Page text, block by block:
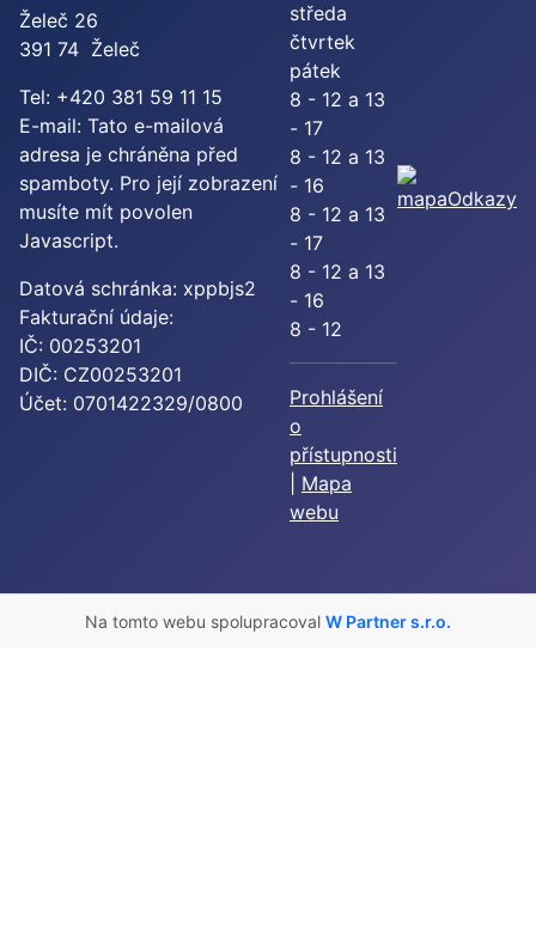
Želeč 26
391 74 Želeč
Tel: +420 381 59 11 15
E-mail: Tato e-mailová
adresa je chráněna před
spamboty. Pro její zobrazení
musíte mít povolen
Javascript.
Datová schránka: xppbjs2
Fakturační údaje:
IČ: 00253201
DIČ: CZ00253201
Účet: 0701422329/0800
středa
čtvrtek
pátek
8 - 12 a 13
- 17
8 - 12 a 13
- 16
8 - 12 a 13
- 17
8 - 12 a 13
- 16
8 - 12
Prohlášení
o
přístupnosti
Mapa
webu
Odkazy
Na tomto webu spolupracoval W Partner s.r.o.